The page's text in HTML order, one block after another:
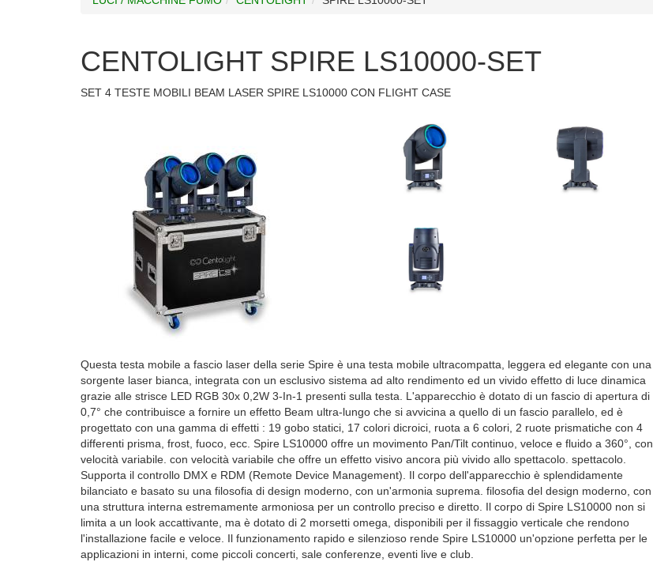
CENTOLIGHT SPIRE LS10000-SET
SET 4 TESTE MOBILI BEAM LASER SPIRE LS10000 CON FLIGHT CASE
Questa testa mobile a fascio laser della serie Spire è una testa mobile ultracompatta, leggera ed elegante con una
sorgente laser bianca, integrata con un esclusivo sistema ad alto rendimento ed un vivido effetto di luce dinamica
grazie alle strisce LED RGB 30x 0,2W 3-In-1 presenti sulla testa. L'apparecchio è dotato di un fascio di apertura di
0,7° che contribuisce a fornire un effetto Beam ultra-lungo che si avvicina a quello di un fascio parallelo, ed è
progettato con una gamma di effetti : 19 gobo statici, 17 colori dicroici, ruota a 6 colori, 2 ruote prismatiche con 4
differenti prisma, frost, fuoco, ecc. Spire LS10000 offre un movimento Pan/Tilt continuo, veloce e fluido a 360°, con
velocità variabile. con velocità variabile che offre un effetto visivo ancora più vivido allo spettacolo. spettacolo.
Supporta il controllo DMX e RDM (Remote Device Management). Il corpo dell'apparecchio è splendidamente
bilanciato e basato su una filosofia di design moderno, con un'armonia suprema. filosofia del design moderno, con
una struttura interna estremamente armoniosa per un controllo preciso e diretto. Il corpo di Spire LS10000 non si
limita a un look accattivante, ma è dotato di 2 morsetti omega, disponibili per il fissaggio verticale che rendono
l'installazione facile e veloce. Il funzionamento rapido e silenzioso rende Spire LS10000 un'opzione perfetta per le
applicazioni in interni, come piccoli concerti, sale conferenze, eventi live e club.